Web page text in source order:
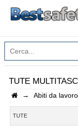
INSERISCI IL
TUTE
→ Abiti da lavoro
TUTE